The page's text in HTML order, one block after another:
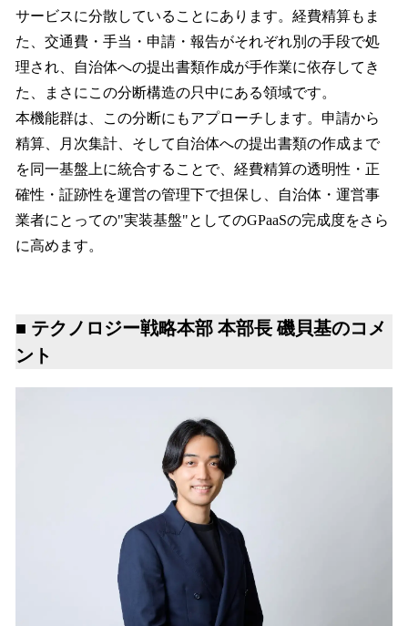
サービスに分散していることにあります。経費精算もま
た、交通費・手当・申請・報告がそれぞれ別の手段で処
理され、自治体への提出書類作成が手作業に依存してき
た、まさにこの分断構造の只中にある領域です。
本機能群は、この分断にもアプローチします。申請から
精算、月次集計、そして自治体への提出書類の作成まで
を同一基盤上に統合することで、経費精算の透明性・正
確性・証跡性を運営の管理下で担保し、自治体・運営事
業者にとっての"実装基盤"としてのGPaaSの完成度をさら
に高めます。
■ テクノロジー戦略本部 本部長 磯貝基のコメ
ント